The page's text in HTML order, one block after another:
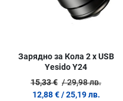
Зарядно за Кола 2 x USB
Yesido Y24
15,33 € / 29,98 лв.
12,88 € / 25,19 лв.